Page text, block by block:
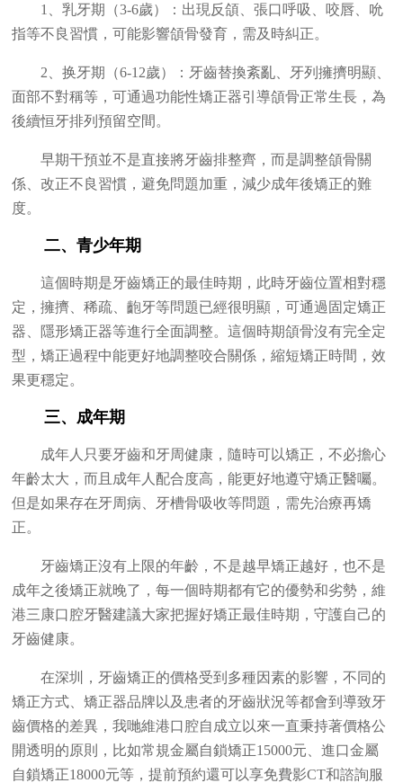
1、乳牙期（3-6歲）：出現反頜、張口呼吸、咬唇、吮
指等不良習慣，可能影響頜骨發育，需及時糾正。
2、换牙期（6-12歲）：牙齒替換紊亂、牙列擁擠明顯、
面部不對稱等，可通過功能性矯正器引導頜骨正常生長，為
後續恒牙排列預留空間。
早期干預並不是直接將牙齒排整齊，而是調整頜骨關
係、改正不良習慣，避免問題加重，減少成年後矯正的難
度。
二、青少年期
這個時期是牙齒矯正的最佳時期，此時牙齒位置相對穩
定，擁擠、稀疏、齙牙等問題已經很明顯，可通過固定矯正
器、隱形矯正器等進行全面調整。這個時期頜骨沒有完全定
型，矯正過程中能更好地調整咬合關係，縮短矯正時間，效
果更穩定。
三、成年期
成年人只要牙齒和牙周健康，隨時可以矯正，不必擔心
年齡太大，而且成年人配合度高，能更好地遵守矯正醫囑。
但是如果存在牙周病、牙槽骨吸收等問題，需先治療再矯
正。
牙齒矯正沒有上限的年齡，不是越早矯正越好，也不是
成年之後矯正就晚了，每一個時期都有它的優勢和劣勢，維
港三康口腔牙醫建議大家把握好矯正最佳時期，守護自己的
牙齒健康。
在深圳，牙齒矯正的價格受到多種因素的影響，不同的
矯正方式、矯正器品牌以及患者的牙齒狀況等都會到導致牙
齒價格的差異，我哋維港口腔自成立以來一直秉持著價格公
開透明的原則，比如常規金屬自鎖矯正15000元、進口金屬
自鎖矯正18000元等，提前預約還可以享免費影CT和諮詢服